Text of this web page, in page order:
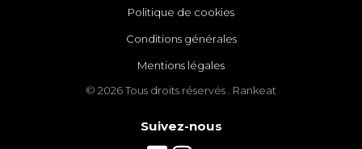
Politique de cookies
Conditions générales
Mentions légales
© 2026 Tous droits réservés . Rankeat
Suivez-nous